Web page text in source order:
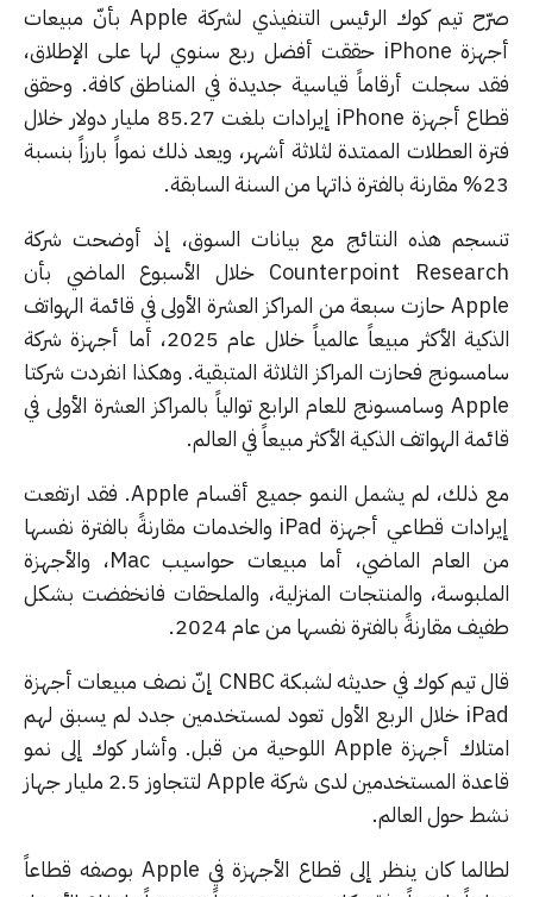
صرّح تيم كوك الرئيس التنفيذي لشركة Apple بأنّ مبيعات
أجهزة iPhone حققت أفضل ربع سنوي لها على الإطلاق،
سجلت أرقاماً قياسية جديدة في المناطق كافة. وحقق
قطاع أجهزة iPhone إيرادات بلغت 85.27 مليار دولار خلال
العطلات الممتدة لثلاثة أشهر، ويعد ذلك نمواً بارزاً بنسبة
هذه النتائج مع بيانات السوق، إذ أوضحت شركة
Counterpoint Research خلال الأسبوع الماضي بأن
Apple حازت سبعة من المراكز العشرة الأولى في قائمة الهواتف
الذكية الأكثر مبيعاً عالمياً خلال عام 2025، أما أجهزة شركة
فحازت المراكز الثلاثة المتبقية. وهكذا انفردت شركتا
Apple وسامسونج للعام الرابع توالياً بالمراكز العشرة الأولى في
الهواتف الذكية الأكثر مبيعاً في العالم.
مع ذلك، لم يشمل النمو جميع أقسام Apple. فقد ارتفعت
إيرادات قطاعي أجهزة iPad والخدمات مقارنةً بالفترة نفسها
من العام الماضي، أما مبيعات حواسيب Mac، والأجهزة
والمنتجات المنزلية، والملحقات فانخفضت بشكل
مقارنةً بالفترة نفسها من عام 2024.
قال تيم كوك في حديثه لشبكة CNBC إنّ نصف مبيعات أجهزة
iPad خلال الربع الأول تعود لمستخدمين جدد لم يسبق لهم
امتلاك أجهزة Apple اللوحية من قبل. وأشار كوك إلى نمو
قاعدة المستخدمين لدى شركة Apple لتتجاوز 2.5 مليار جهاز
حول العالم.
لطالما كان ينظر إلى قطاع الأجهزة في Apple بوصفه قطاعاً